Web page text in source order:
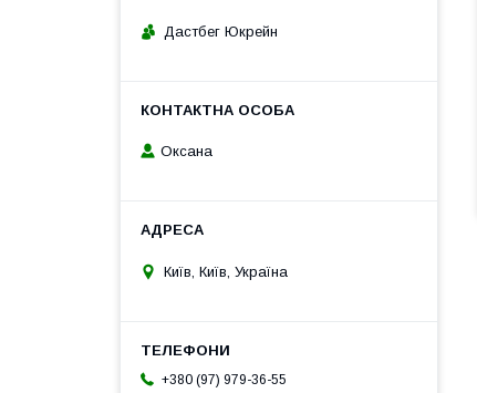
Дастбег Юкрейн
Оксана
Київ, Київ, Україна
+380 (97) 979-36-55